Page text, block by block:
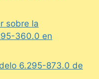
sobre la
360.0 en
6.295-873.0 de